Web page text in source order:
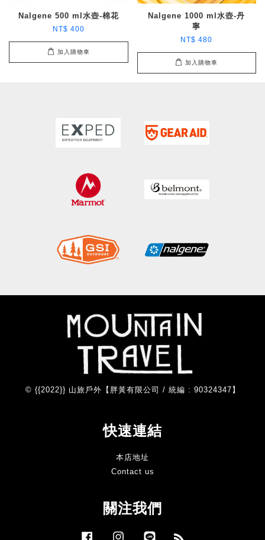
Nalgene 500 ml水壺-棉花
NT$ 400
加入購物車
Nalgene 1000 ml水壺-丹
寧
NT$ 480
加入購物車
© {{2022}} 山旅戶外【胖黃有限公司 / 統編 : 90324347】
快速連結
本店地址
Contact us
關注我們
Facebook InstagramLine